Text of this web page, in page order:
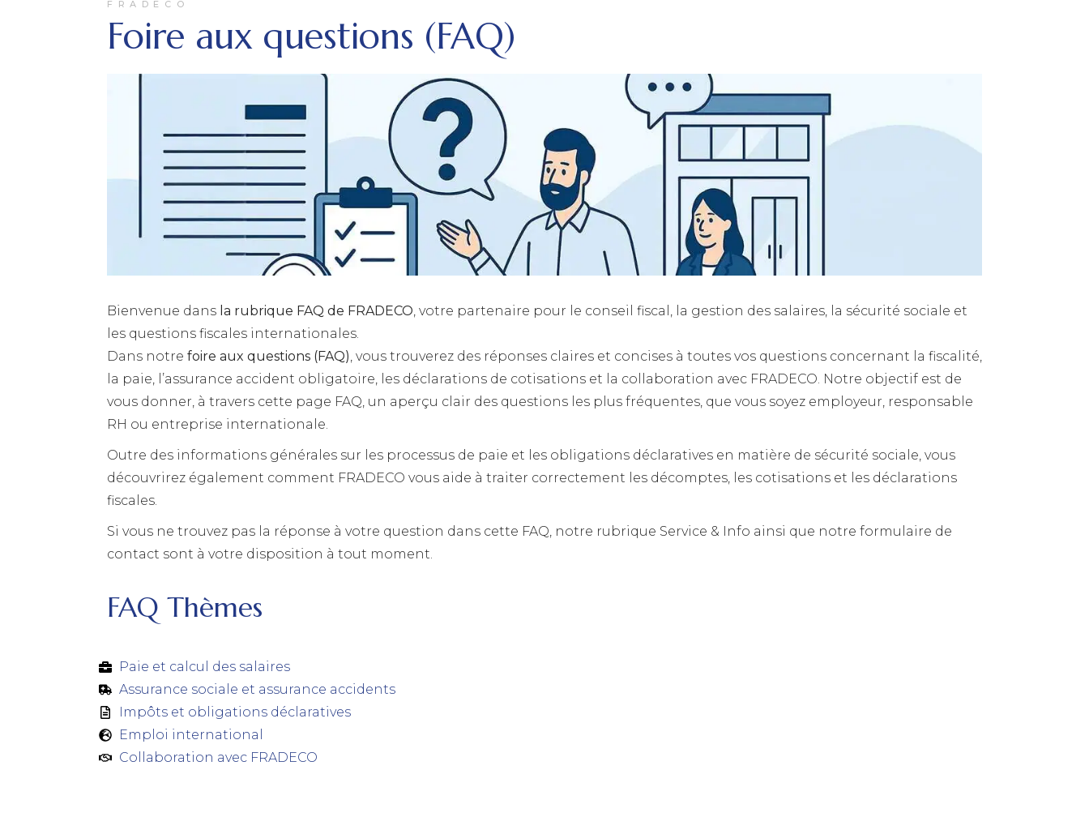
FRADECO
Foire aux questions (FAQ)
Bienvenue dans la rubrique FAQ de FRADECO, votre partenaire pour le conseil fiscal, la gestion des salaires, la sécurité sociale et
les questions fiscales internationales.
Dans notre foire aux questions (FAQ), vous trouverez des réponses claires et concises à toutes vos questions concernant la fiscalité,
la paie, l’assurance accident obligatoire, les déclarations de cotisations et la collaboration avec FRADECO. Notre objectif est de
vous donner, à travers cette page FAQ, un aperçu clair des questions les plus fréquentes, que vous soyez employeur, responsable
RH ou entreprise internationale.
Outre des informations générales sur les processus de paie et les obligations déclaratives en matière de sécurité sociale, vous
découvrirez également comment FRADECO vous aide à traiter correctement les décomptes, les cotisations et les déclarations
fiscales.
Si vous ne trouvez pas la réponse à votre question dans cette FAQ, notre rubrique Service & Info ainsi que notre formulaire de
contact sont à votre disposition à tout moment.
FAQ Thèmes
Paie et calcul des salaires
Assurance sociale et assurance accidents
Impôts et obligations déclaratives
Emploi international
Collaboration avec FRADECO